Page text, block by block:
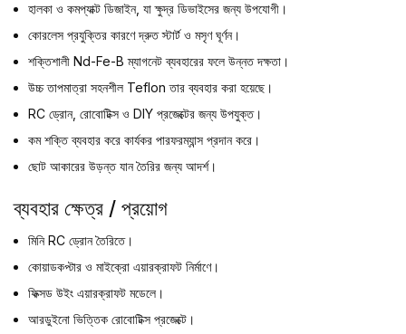
হালকা ও কমপ্যাক্ট ডিজাইন, যা ক্ষুদ্র ডিভাইসের জন্য উপযোগী।
কোরলেস প্রযুক্তির কারণে দ্রুত স্টার্ট ও মসৃণ ঘূর্ণন।
শক্তিশালী Nd-Fe-B ম্যাগনেট ব্যবহারের ফলে উন্নত দক্ষতা।
উচ্চ তাপমাত্রা সহনশীল Teflon তার ব্যবহার করা হয়েছে।
RC ড্রোন, রোবোটিক্স ও DIY প্রজেক্টের জন্য উপযুক্ত।
কম শক্তি ব্যবহার করে কার্যকর পারফরম্যান্স প্রদান করে।
ছোট আকারের উড়ন্ত যান তৈরির জন্য আদর্শ।
ব্যবহার ক্ষেত্র / প্রয়োগ
মিনি RC ড্রোন তৈরিতে।
কোয়াডকপ্টার ও মাইক্রো এয়ারক্রাফট নির্মাণে।
ফিক্সড উইং এয়ারক্রাফট মডেলে।
আরডুইনো ভিত্তিক রোবোটিক্স প্রজেক্টে।